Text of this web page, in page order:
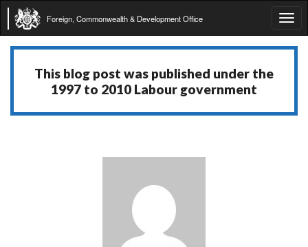
Foreign, Commonwealth & Development Office
This blog post was published under the
1997 to 2010 Labour government